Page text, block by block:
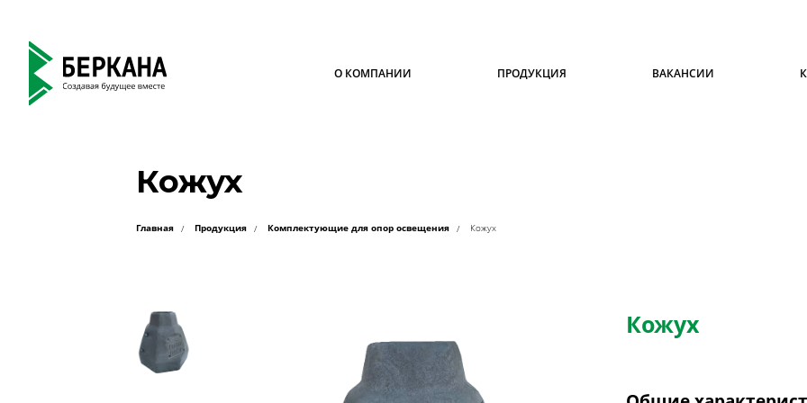
О КОМПАНИИ ПРОДУКЦИЯ ВАКАНСИИ
Кожух
Главная Продукция Комплектующие для опор освещения Кожух
Кожух